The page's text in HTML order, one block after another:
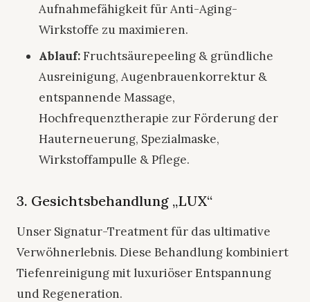
Aufnahmefähigkeit für Anti-Aging-
Wirkstoffe zu maximieren.
Ablauf:Fruchtsäurepeeling & gründliche
Ausreinigung, Augenbrauenkorrektur &
entspannende Massage,
Hochfrequenztherapie zur Förderung der
Hauterneuerung, Spezialmaske,
Wirkstoffampulle & Pflege.
3. Gesichtsbehandlung „LUX“
Unser Signatur-Treatment für das ultimative
Verwöhnerlebnis. Diese Behandlung kombiniert
Tiefenreinigung mit luxuriöser Entspannung
und Regeneration.